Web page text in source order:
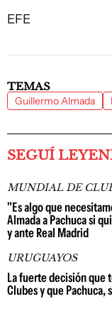
EFE
TEMAS
Guillermo Almada
SEGUÍ
MUNDIAL DE
"Es algo que
Almada a Pachuca si
y ante Real Madrid
URUGUAYOS
La fuerte decisión que
Clubes y que Pachuca,